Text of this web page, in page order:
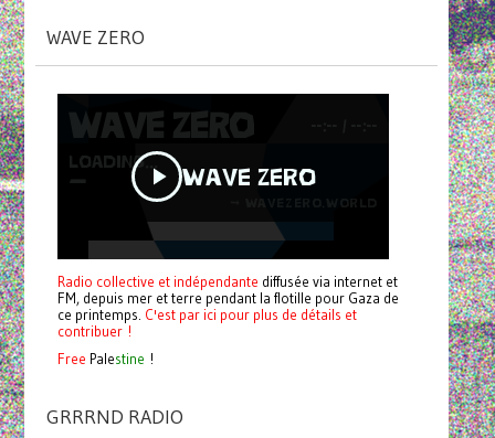
WAVE ZERO
Radio collective et indépendante diffusée via internet et
FM, depuis mer et terre pendant la flotille pour Gaza de
ce printemps. C'est par ici pour plus de détails et
contribuer !
Free Palestine !
GRRRND RADIO